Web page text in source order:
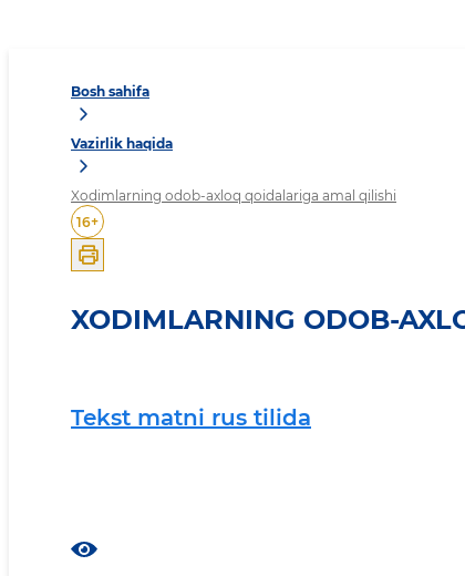
Bosh sahifa
Vazirlik haqida
Xodimlarning odob-axloq qoidalariga amal qilishi
16+
XODIMLARNING ODOB-
Tekst matni rus tilida